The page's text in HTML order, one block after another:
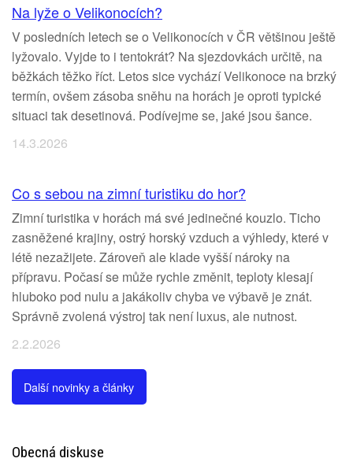
Na lyže o Velikonocích?
V posledních letech se o Velikonocích v ČR většinou ještě
lyžovalo. Vyjde to i tentokrát? Na sjezdovkách určitě, na
běžkách těžko říct. Letos sice vychází Velikonoce na brzký
termín, ovšem zásoba sněhu na horách je oproti typické
situaci tak desetinová. Podívejme se, jaké jsou šance.
14.3.2026
Co s sebou na zimní turistiku do hor?
Zimní turistika v horách má své jedinečné kouzlo. Ticho
zasněžené krajiny, ostrý horský vzduch a výhledy, které v
létě nezažijete. Zároveň ale klade vyšší nároky na
přípravu. Počasí se může rychle změnit, teploty klesají
hluboko pod nulu a jakákoliv chyba ve výbavě je znát.
Správně zvolená výstroj tak není luxus, ale nutnost.
2.2.2026
Další novinky a články
Obecná diskuse